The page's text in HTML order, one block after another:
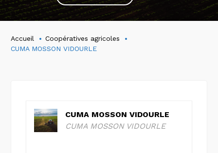
Accueil
Coopératives agricoles
CUMA MOSSON VIDOURLE
CUMA MOSSON VIDOURLE
CUMA MOSSON VIDOURLE